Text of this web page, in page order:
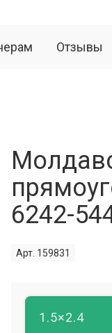
Отзывы
6242-
Арт. 159831
1.5×2.4